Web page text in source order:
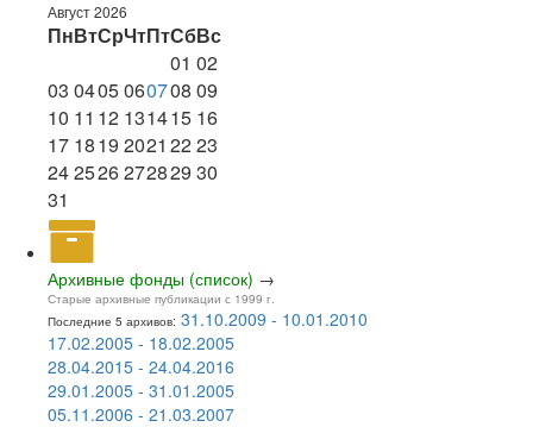
Август 2026
ПнВтСрЧтПтСбВс
01 02
03 0405060708 09
10 11 12 131415 16
17 1819 2021 2223
242526272829 30
31
Архивные фонды (список) →
Старые архивные публикации с 1999 г.
Последние 5 архивов: 31.10.2009 - 10.01.2010
17.02.2005 - 18.02.2005
28.04.2015 - 24.04.2016
29.01.2005 - 31.01.2005
05.11.2006 - 21.03.2007